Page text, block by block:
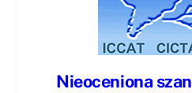
Nieoceniona